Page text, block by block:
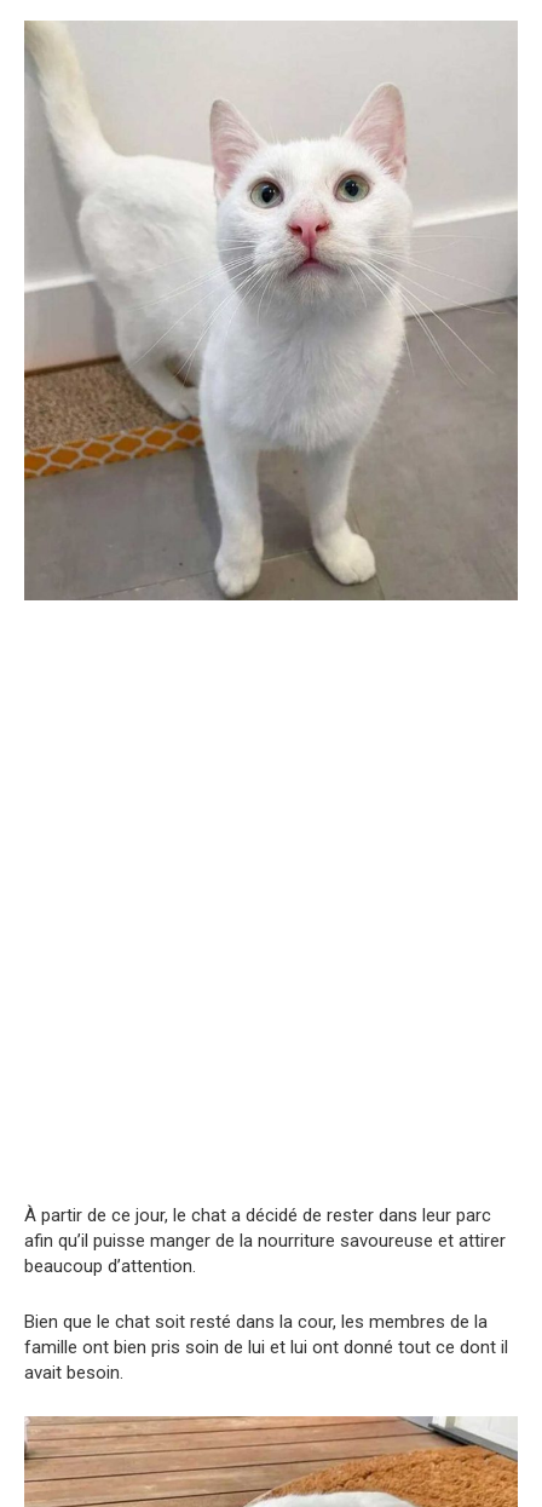
À partir de ce jour, le chat a décidé de rester dans leur parc
afin qu’il puisse manger de la nourriture savoureuse et attirer
beaucoup d’attention.
Bien que le chat soit resté dans la cour, les membres de la
famille ont bien pris soin de lui et lui ont donné tout ce dont il
avait besoin.